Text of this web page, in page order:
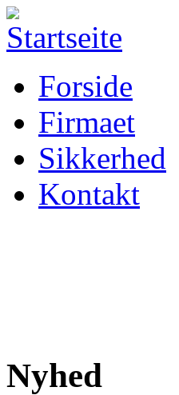
Forside
Firmaet
Sikkerhed
Kontakt
Nyhed